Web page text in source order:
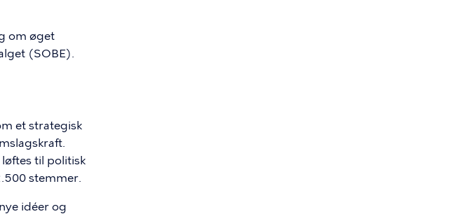
om øget
(SOBE).
et strategisk
til politisk
stemmer.
idéer og